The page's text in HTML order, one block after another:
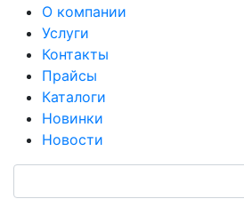
О компании
Услуги
Контакты
Прайсы
Каталоги
Новинки
Новости